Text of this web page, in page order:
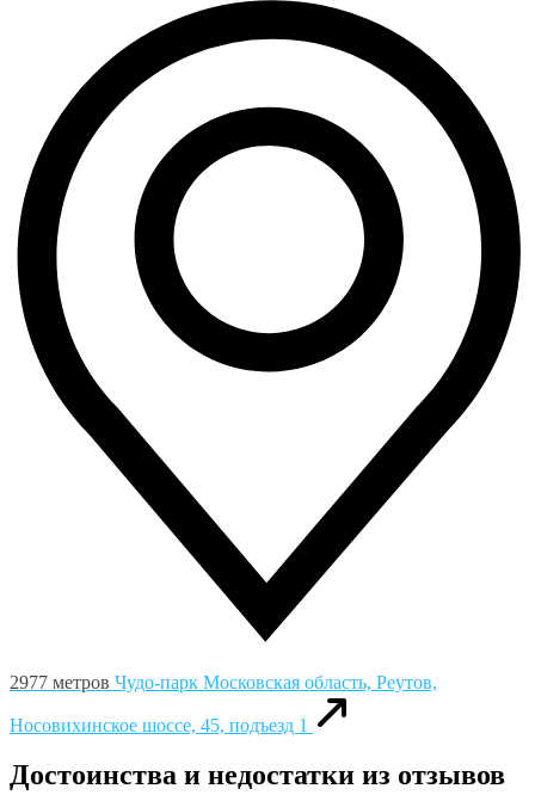
2977 метров Чудо-парк Московская область, Реутов,
Носовихинское шоссе, 45, подъезд 1
Достоинства и недостатки из отзывов